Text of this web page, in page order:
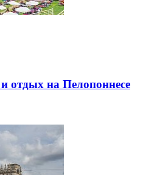
отдых на Пелопоннесе